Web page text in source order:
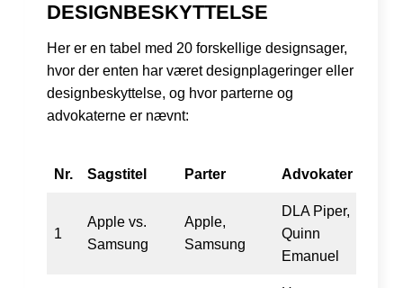
DESIGNBESKYTTELSE
Her er en tabel med 20 forskellige designsager,
hvor der enten har været designplageringer eller
designbeskyttelse, og hvor parterne og
advokaterne er nævnt:
Nr. Sagstitel Parter Advokater
1
Apple vs.
Samsung
Apple,
Samsung
DLA Piper,
Quinn
Emanuel